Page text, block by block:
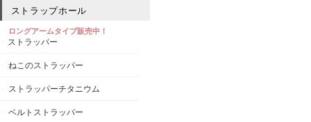
ストラップホール
ロングアームタイプ販売中！
ストラッパー
ねこのストラッパー
ストラッパーチタニウム
ベルトストラッパー